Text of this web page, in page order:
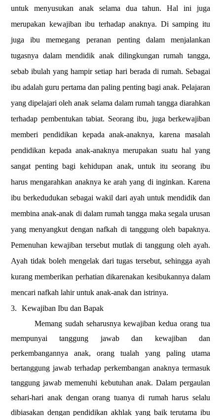
untuk menyusukan anak selama dua tahun. Hal ini juga
merupakan kewajiban ibu terhadap anaknya. Di samping itu
juga ibu memegang peranan penting dalam menjalankan
tugasnya dalam mendidik anak dilingkungan rumah tangga,
sebab ibulah yang hampir setiap hari berada di rumah. Sebagai
ibu adalah guru pertama dan paling penting bagi anak. Pelajaran
yang dipelajari oleh anak selama dalam rumah tangga diarahkan
terhadap pembentukan tabiat. Seorang ibu, juga berkewajiban
memberi pendidikan kepada anak-anaknya, karena masalah
pendidikan kepada anak-anaknya merupakan suatu hal yang
sangat penting bagi kehidupan anak, untuk itu seorang ibu
harus mengarahkan anaknya ke arah yang di inginkan. Karena
ibu berkedudukan sebagai wakil dari ayah untuk mendidik dan
membina anak-anak di dalam rumah tangga maka segala urusan
yang menyangkut dengan nafkah di tanggung oleh bapaknya.
Pemenuhan kewajiban tersebut mutlak di tanggung oleh ayah.
Ayah tidak boleh mengelak dari tugas tersebut, sehingga ayah
kurang memberikan perhatian dikarenakan kesibukannya dalam
mencari nafkah lahir untuk anak-anak dan istrinya.
3.
Kewajiban Ibu dan Bapak
Memang sudah seharusnya kewajiban kedua orang tua
mempunyai tanggung jawab dan kewajiban dan
perkembangannya anak, orang tualah yang paling utama
bertanggung jawab terhadap perkembangan anaknya termasuk
tanggung jawab memenuhi kebutuhan anak. Dalam pergaulan
sehari-hari anak dengan orang tuanya di rumah harus selalu
dibiasakan dengan pendidikan akhlak yang baik terutama ibu